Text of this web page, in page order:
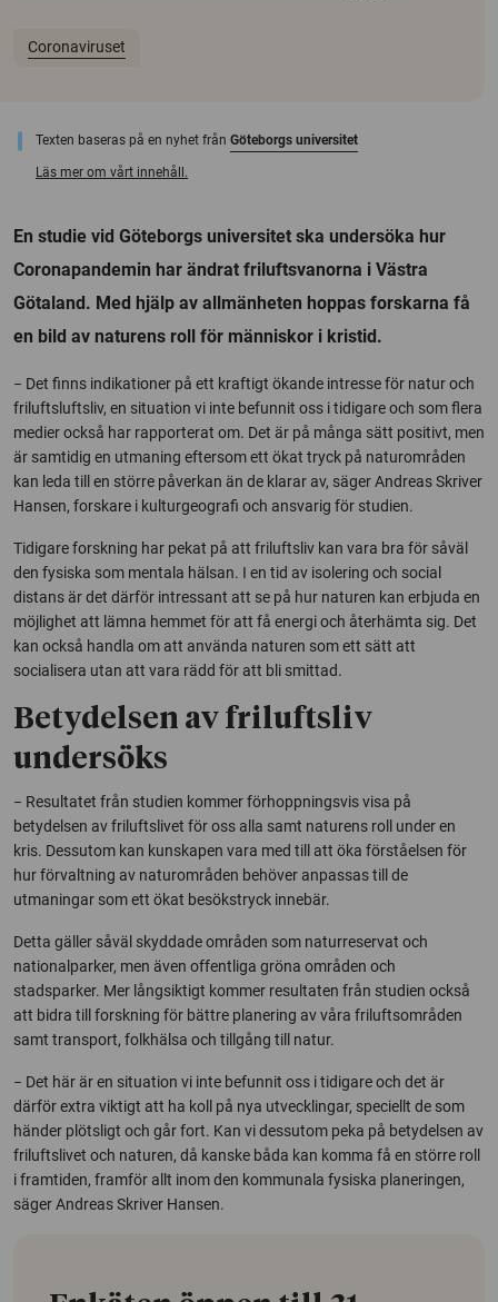
Coronaviruset
Texten baseras på en nyhet från Göteborgs universitet
Läs mer om vårt innehåll.
En studie vid Göteborgs universitet ska undersöka hur
Coronapandemin har ändrat friluftsvanorna i Västra
Götaland. Med hjälp av allmänheten hoppas forskarna få
en bild av naturens roll för människor i kristid.
− Det finns indikationer på ett kraftigt ökande intresse för natur och
friluftsluftsliv, en situation vi inte befunnit oss i tidigare och som flera
medier också har rapporterat om. Det är på många sätt positivt, men
är samtidig en utmaning eftersom ett ökat tryck på naturområden
kan leda till en större påverkan än de klarar av, säger Andreas Skriver
Hansen, forskare i kulturgeografi och ansvarig för studien.
Tidigare forskning har pekat på att friluftsliv kan vara bra för såväl
den fysiska som mentala hälsan. I en tid av isolering och social
distans är det därför intressant att se på hur naturen kan erbjuda en
möjlighet att lämna hemmet för att få energi och återhämta sig. Det
kan också handla om att använda naturen som ett sätt att
socialisera utan att vara rädd för att bli smittad.
Betydelsen av friluftsliv
undersöks
− Resultatet från studien kommer förhoppningsvis visa på
betydelsen av friluftslivet för oss alla samt naturens roll under en
kris. Dessutom kan kunskapen vara med till att öka förståelsen för
hur förvaltning av naturområden behöver anpassas till de
utmaningar som ett ökat besökstryck innebär.
Detta gäller såväl skyddade områden som naturreservat och
nationalparker, men även offentliga gröna områden och
stadsparker. Mer långsiktigt kommer resultaten från studien också
att bidra till forskning för bättre planering av våra friluftsområden
samt transport, folkhälsa och tillgång till natur.
− Det här är en situation vi inte befunnit oss i tidigare och det är
därför extra viktigt att ha koll på nya utvecklingar, speciellt de som
händer plötsligt och går fort. Kan vi dessutom peka på betydelsen av
friluftslivet och naturen, då kanske båda kan komma få en större roll
i framtiden, framför allt inom den kommunala fysiska planeringen,
säger Andreas Skriver Hansen.